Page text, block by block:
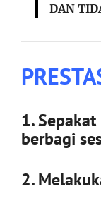
DAN
1.
berbagi
2.